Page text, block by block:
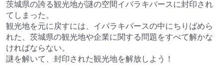
茨城県の誇る観光地が謎の空間イバラキバースに封印され
てしまった。
観光地を元に戻すには、イバラキバースの中にちりばめら
れた、茨城県の観光地や企業に関する問題をすべて解かな
ければならない。
謎を解いて、封印された観光地を解放しよう！